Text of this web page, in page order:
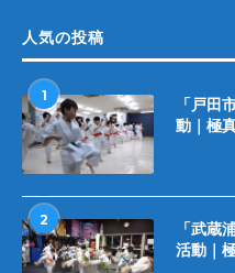
人気の投稿
1
「戸田
動｜極
2
「武蔵
活動｜